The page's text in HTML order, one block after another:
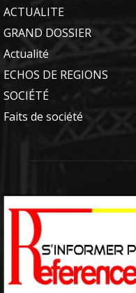
ACTUALITE
GRAND DOSSIER
Actualité
ECHOS DE REGIONS
SOCIÉTÉ
Faits de société